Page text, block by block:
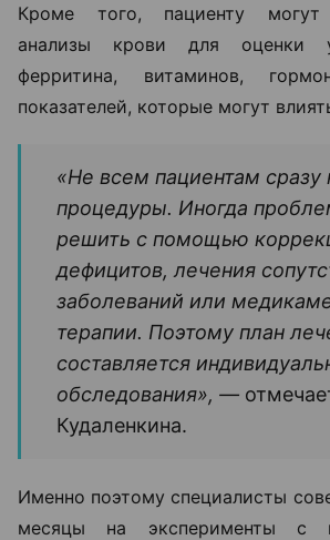
Кроме того, пациенту могут
анализы крови для оценки
ферритина, витаминов,
показателей, которые могут
«Не всем пациентам
процедуры. Иногда
решить с помощью
дефицитов, лечения
заболеваний или
терапии. Поэтому план
составляется
обследования», —
Кудаленкина.
Именно поэтому специалисты
месяцы на эксперименты с